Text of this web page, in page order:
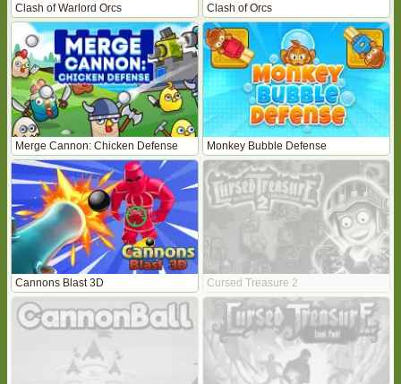
Clash of Warlord Orcs Clash of Orcs
Merge Cannon: Chicken Defense Monkey Bubble Defense
Cannons Blast 3D Cursed Treasure 2